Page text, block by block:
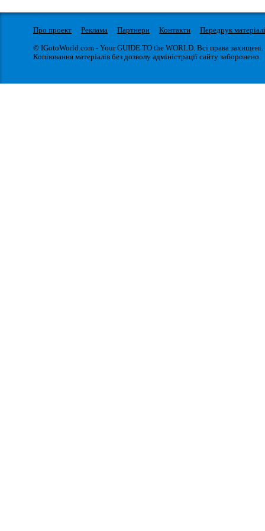
Про проект Реклама Партнери Контакти
Передрук
© IGotoWorld.com - Your GUIDE TO the WORLD. Всі права захищені.
Копіювання матеріалів без дозволу адміністрації сайту заборонено.